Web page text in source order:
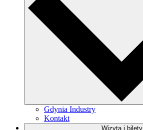
Gdynia Industry
Kontakt
Wizyta i bilety